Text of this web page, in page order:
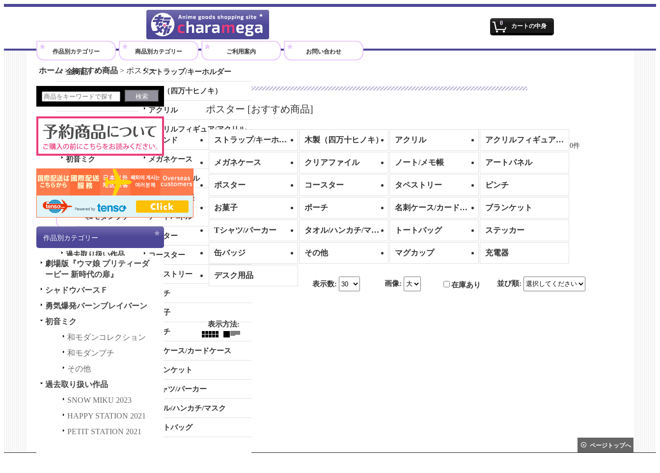
0 カートの中身
作品別カテゴリー
全商品
劇場版『ウマ娘 プリティーダ
ービー 新時代の扉』
シャドウバースＦ
勇気爆発バーンブレイバーン
初音ミク
全商品 (初音ミク)
和モダンコレクション
和モダンプチ
その他
過去取り扱い作品
全商品 (過去取り扱い作品)
SNOW MIKU 2023
HAPPY STATION 2021
HAPPY＆PETIT STATION 2
021
1
初音ミク GALAXY LIVE 202
0
LUPIN THE IIIRD 血煙の石
商品別カテゴリー
ストラップ/キーホルダー
木製（四万十ヒノキ）
アクリル
アクリルフィギュア/アクリル
スタンド
メガネケース
クリアファイル
ノート/メモ帳
アートパネル
ポスター
コースター
タペストリー
ピンチ
お菓子
ポーチ
名刺ケース/カードケース
ブランケット
Tシャツ/パーカー
タオル/ハンカチ/マスク
トートバッグ
ご利用案内 お問い合わせ
ホーム > おすすめ商品 > ポスター
作品別カテゴリー
劇場版『ウマ娘 プリティーダ
ービー 新時代の扉』
シャドウバースＦ
勇気爆発バーンブレイバーン
初音ミク
和モダンコレクション
和モダンプチ
その他
過去取り扱い作品
SNOW MIKU 2023
HAPPY STATION 2021
PETIT STATION 2021
ポスター [おすすめ商品]
ストラップ/キーホルダー 木製（四万十ヒノキ） アクリル アクリルフィギュア/アクリルスタンド
メガネケース クリアファイル ノート/メモ帳 アートパネル
ポスター コースター タペストリー ピンチ
お菓子 ポーチ 名刺ケース/カードケース ブランケット
Tシャツ/パーカー タオル/ハンカチ/マスク トートバッグ ステッカー
缶バッジ その他 マグカップ 充電器
デスク用品
表示数: 画像: 在庫あり 並び順:
表示方法:
0件
ページトップへ